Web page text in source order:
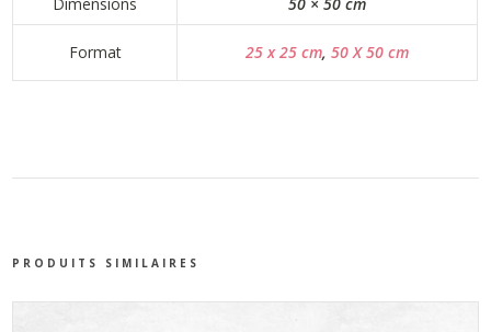
Format 25 x 25 cm,50 X 50 cm
PRODUITS SIMILAIRES